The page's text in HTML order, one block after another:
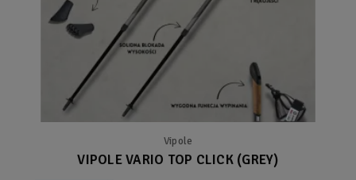
Vipole
VIPOLE VARIO TOP CLICK (GREY)